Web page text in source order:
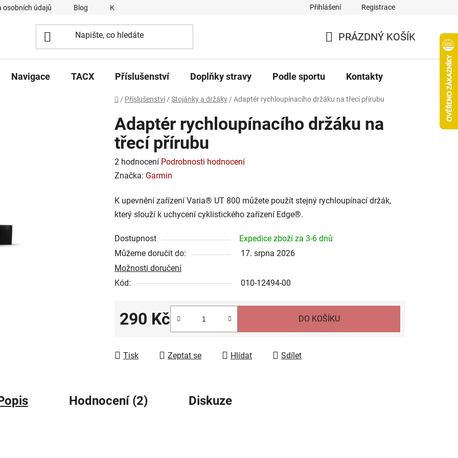
osobních údajů Blog Kontakty Přihlášení Registrace
KOŠÍK
PRÁZDNÝ KOŠÍK
Navigace TACX Příslušenství Doplňky stravy Podle sportu Kontakty
Domů
/ Příslušenství / Stojánky a držáky / Adaptér rychloupínacího držáku na třecí přírubu
Adaptér rychloupínacího držáku na
třecí přírubu
Průměrné
hodnocení
je
5,0
5
hvězdiček.
2 hodnocení Podrobnosti hodnocení
Značka: Garmin
K upevnění zařízení Varia® UT 800 můžete použít stejný rychloupínací držák,
který slouží k uchycení cyklistického zařízení Edge®.
Dostupnost
Expedice zboží za 3-6 dnů
Můžeme doručit do:
17. srpna 2026
Možnosti doručení
Kód:
010-12494-00
290 Kč DO KOŠÍKU
Tisk Zeptat se Hlídat Sdílet
Hodnocení (2) Diskuze